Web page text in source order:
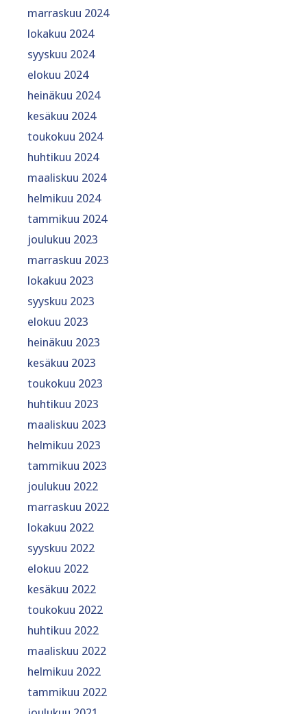
marraskuu 2024
lokakuu 2024
syyskuu 2024
elokuu 2024
heinäkuu 2024
kesäkuu 2024
toukokuu 2024
huhtikuu 2024
maaliskuu 2024
helmikuu 2024
tammikuu 2024
joulukuu 2023
marraskuu 2023
lokakuu 2023
syyskuu 2023
elokuu 2023
heinäkuu 2023
kesäkuu 2023
toukokuu 2023
huhtikuu 2023
maaliskuu 2023
helmikuu 2023
tammikuu 2023
joulukuu 2022
marraskuu 2022
lokakuu 2022
syyskuu 2022
elokuu 2022
kesäkuu 2022
toukokuu 2022
huhtikuu 2022
maaliskuu 2022
helmikuu 2022
tammikuu 2022